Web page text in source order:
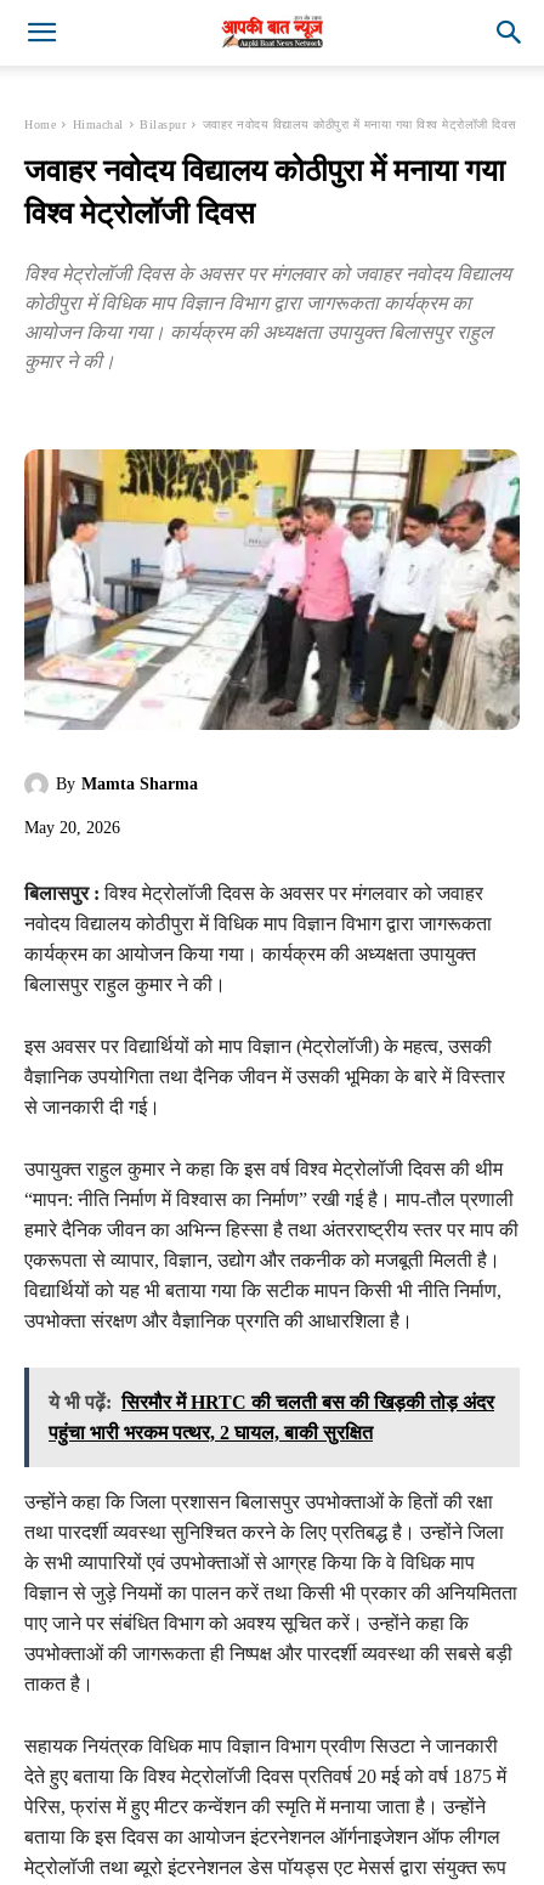
Home Himachal Bilaspur जवाहर नवोदय विद्यालय कोठीपुरा में मनाया गया विश्व मेट्रोलॉजी दिवस
जवाहर नवोदय विद्यालय कोठीपुरा में मनाया गया
विश्व मेट्रोलॉजी दिवस
विश्व मेट्रोलॉजी दिवस के अवसर पर मंगलवार को जवाहर नवोदय विद्यालय
कोठीपुरा में विधिक माप विज्ञान विभाग द्वारा जागरूकता कार्यक्रम का
आयोजन किया गया। कार्यक्रम की अध्यक्षता उपायुक्त बिलासपुर राहुल
कुमार ने की।
By Mamta Sharma
May 20, 2026
बिलासपुर : विश्व मेट्रोलॉजी दिवस के अवसर पर मंगलवार को जवाहर
नवोदय विद्यालय कोठीपुरा में विधिक माप विज्ञान विभाग द्वारा जागरूकता
कार्यक्रम का आयोजन किया गया। कार्यक्रम की अध्यक्षता उपायुक्त
बिलासपुर राहुल कुमार ने की।
इस अवसर पर विद्यार्थियों को माप विज्ञान (मेट्रोलॉजी) के महत्व, उसकी
वैज्ञानिक उपयोगिता तथा दैनिक जीवन में उसकी भूमिका के बारे में विस्तार
से जानकारी दी गई।
उपायुक्त राहुल कुमार ने कहा कि इस वर्ष विश्व मेट्रोलॉजी दिवस की थीम
“मापन: नीति निर्माण में विश्वास का निर्माण” रखी गई है। माप-तौल प्रणाली
हमारे दैनिक जीवन का अभिन्न हिस्सा है तथा अंतरराष्ट्रीय स्तर पर माप की
एकरूपता से व्यापार, विज्ञान, उद्योग और तकनीक को मजबूती मिलती है।
विद्यार्थियों को यह भी बताया गया कि सटीक मापन किसी भी नीति निर्माण,
उपभोक्ता संरक्षण और वैज्ञानिक प्रगति की आधारशिला है।
ये भी पढ़ें: सिरमौर में HRTC की चलती बस की खिड़की तोड़ अंदर
पहुंचा भारी भरकम पत्थर, 2 घायल, बाकी सुरक्षित
उन्होंने कहा कि जिला प्रशासन बिलासपुर उपभोक्ताओं के हितों की रक्षा
तथा पारदर्शी व्यवस्था सुनिश्चित करने के लिए प्रतिबद्ध है। उन्होंने जिला
के सभी व्यापारियों एवं उपभोक्ताओं से आग्रह किया कि वे विधिक माप
विज्ञान से जुड़े नियमों का पालन करें तथा किसी भी प्रकार की अनियमितता
पाए जाने पर संबंधित विभाग को अवश्य सूचित करें। उन्होंने कहा कि
उपभोक्ताओं की जागरूकता ही निष्पक्ष और पारदर्शी व्यवस्था की सबसे बड़ी
ताकत है।
सहायक नियंत्रक विधिक माप विज्ञान विभाग प्रवीण सिउटा ने जानकारी
देते हुए बताया कि विश्व मेट्रोलॉजी दिवस प्रतिवर्ष 20 मई को वर्ष 1875 में
पेरिस, फ्रांस में हुए मीटर कन्वेंशन की स्मृति में मनाया जाता है। उन्होंने
बताया कि इस दिवस का आयोजन इंटरनेशनल ऑर्गनाइजेशन ऑफ लीगल
मेट्रोलॉजी तथा ब्यूरो इंटरनेशनल डेस पॉयड्स एट मेसर्स द्वारा संयुक्त रूप